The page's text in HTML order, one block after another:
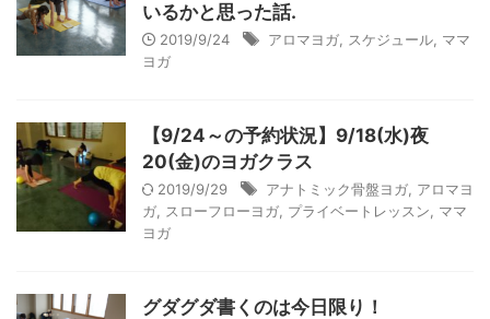
いるかと思った話.
2019/9/24 アロマヨガ スケジュール ママ
ヨガ
【9/24～の予約状況】9/18(水)夜
20(金)のヨガクラス
2019/9/29 アナトミック骨盤ヨガ アロマヨ
ガ
スローフローヨガ プライベートレッスン
ママ
ヨガ
グダグダ書くのは今日限り！